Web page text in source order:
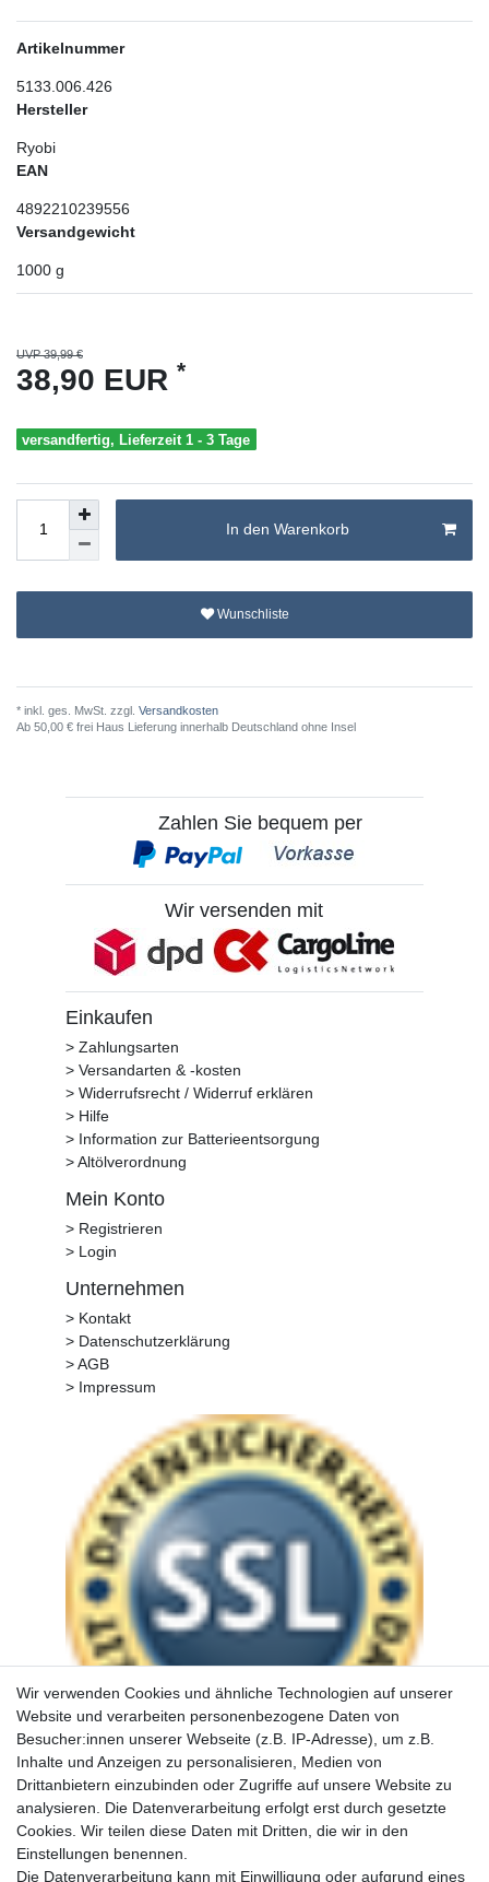
Artikelnummer
5133.006.426
Hersteller
Ryobi
EAN
4892210239556
Versandgewicht
1000 g
UVP 39,99 €
38,90 EUR *
versandfertig, Lieferzeit 1 - 3 Tage
In den Warenkorb
Wunschliste
* inkl. ges. MwSt. zzgl. Versandkosten
Ab 50,00 € frei Haus Lieferung innerhalb Deutschland ohne Insel
Zahlen Sie bequem per
Wir versenden mit
Einkaufen
> Zahlungsarten
> Versandarten & -kosten
> Widerrufsrecht / Widerruf erklären
> Hilfe
> Information zur Batterieentsorgung
> Altölverordnung
Mein Konto
> Registrieren
> Login
Unternehmen
> Kontakt
> Datenschutzerklärung
> AGB
> Impressum
Wir verwenden Cookies und ähnliche Technologien auf unserer
Website und verarbeiten personenbezogene Daten von
Besucher:innen unserer Webseite (z.B. IP-Adresse), um z.B.
Inhalte und Anzeigen zu personalisieren, Medien von
Drittanbietern einzubinden oder Zugriffe auf unsere Website zu
analysieren. Die Datenverarbeitung erfolgt erst durch gesetzte
Cookies. Wir teilen diese Daten mit Dritten, die wir in den
Einstellungen benennen.
Die Datenverarbeitung kann mit Einwilligung oder aufgrund eines